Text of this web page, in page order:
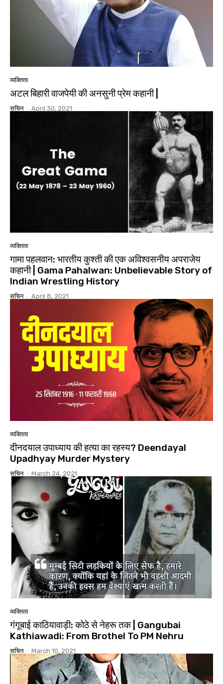
व्यक्तित्व
अटल बिहारी वाजपेयी की अनसुनी प्रेम कहानी |
सचिन - April 30, 2021
व्यक्तित्व
गामा पहलवान: भारतीय कुश्ती की एक अविश्वसनीय अपराजेय
कहानी | Gama Pahalwan: Unbelievable Story of
Indian Wrestling History
सचिन - April 8, 2021
व्यक्तित्व
दीनदयाल उपाध्याय की हत्या का रहस्य? Deendayal
Upadhyay Murder Mystery
सचिन - March 24, 2021
व्यक्तित्व
गंगूबाई काठियावाड़ी: कोठे से नेहरू तक | Gangubai
Kathiawadi: From Brothel To PM Nehru
सचिन - March 10, 2021